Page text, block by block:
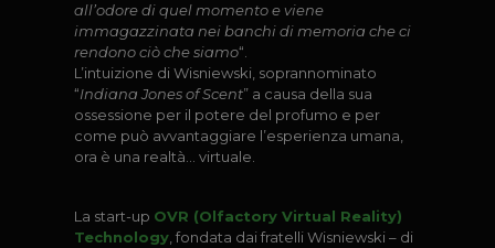
all’odore di quel momento e viene
immagazzinata nei banchi di memoria che ci
rendono ciò che siamo“.
L’intuizione di Wisniewski, soprannominato
“Indiana Jones of Scent” a causa della sua
ossessione per il potere del profumo e per
come può avvantaggiare l’esperienza umana,
ora è una realtà… virtuale.
La start-up OVR (Olfactory Virtual Reality)
Technology, fondata dai fratelli Wisniewski – di